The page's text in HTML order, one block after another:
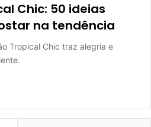
Chic: 50 ideias
na tendência
Tropical Chic traz alegria e